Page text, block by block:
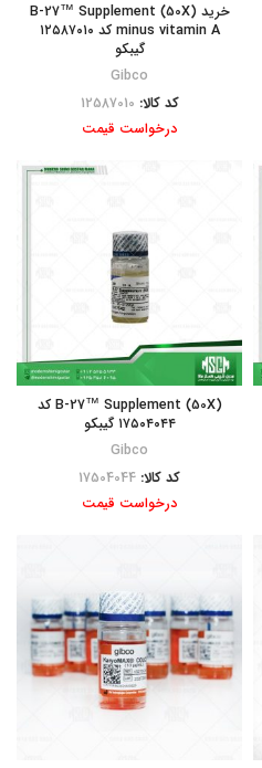
خرید B-27™ Supplement (50X)
minus vitamin A کد ۱۲۵۸۷۰۱۰
گیبکو
Gibco
کد کالا: 12587010
درخواست قیمت
B-27™ Supplement (50X) کد
۱۷۵۰۴۰۴۴ گیبکو
Gibco
کد کالا: 17504044
درخواست قیمت